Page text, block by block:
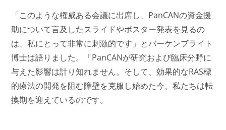
「このような権威ある会議に出席し、PanCANの資金援
助について言及したスライドやポスター発表を見るの
は、私にとって非常に刺激的です」とバーケンブライト
博士は語りました。「PanCANが研究および臨床分野に
与えた影響は計り知れません。そして、効果的なRAS標
的療法の開発を阻む障壁を克服し始めた今、私たちは転
換期を迎えているのです。